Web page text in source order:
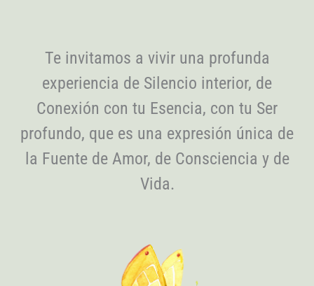
Te invitamos a vivir una profunda
experiencia de Silencio interior, de
Conexión con tu Esencia, con tu Ser
profundo, que es una expresión única de
la Fuente de Amor, de Consciencia y de
Vida.